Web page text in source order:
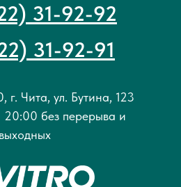
г. Чита, ул. Бутина, 123
без перерыва и
выходных
31-92-92
31-92-91